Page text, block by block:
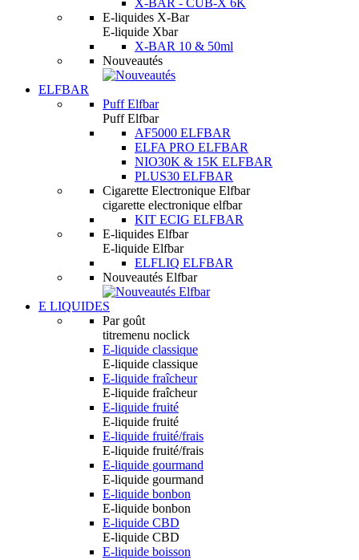
X-BAR - CUB-X 6K
E-liquides X-Bar
E-liquide Xbar
X-BAR 10 & 50ml
Nouveautés
ELFBAR
Puff Elfbar
Puff Elfbar
AF5000 ELFBAR
ELFA PRO ELFBAR
NIO30K & 15K ELFBAR
PLUS30 ELFBAR
Cigarette Electronique Elfbar
cigarette electronique elfbar
KIT ECIG ELFBAR
E-liquides Elfbar
E-liquide Elfbar
ELFLIQ ELFBAR
Nouveautés Elfbar
E LIQUIDES
Par goût
titremenu noclick
E-liquide classique
E-liquide classique
E-liquide fraîcheur
E-liquide fraîcheur
E-liquide fruité
E-liquide fruité
E-liquide fruité/frais
E-liquide fruité/frais
E-liquide gourmand
E-liquide gourmand
E-liquide bonbon
E-liquide bonbon
E-liquide CBD
E-liquide CBD
E-liquide boisson